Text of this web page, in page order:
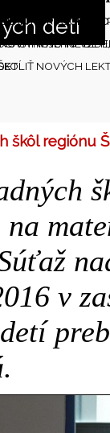
detí
SÚSTREDENIA,
INÉ
NOVÝCH
škôl regiónu
na
v